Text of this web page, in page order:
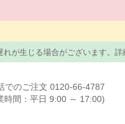
が生じる場合がございます。詳
でのご注文 0120-66-4787
時間：平日 9:00 ～ 17:00)